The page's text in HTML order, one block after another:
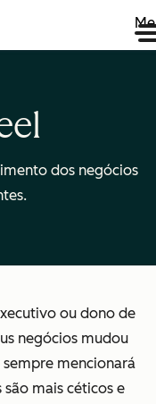
dos negócios
ou dono de
negócios mudou
sempre mencionará
são mais céticos e